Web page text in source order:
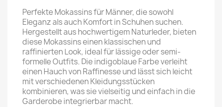
Perfekte Mokassins für Männer, die sowohl
Eleganz als auch Komfort in Schuhen suchen.
Hergestellt aus hochwertigem Naturleder, bieten
diese Mokassins einen klassischen und
raffinierten Look, ideal für lässige oder semi-
formelle Outfits. Die indigoblaue Farbe verleiht
einen Hauch von Raffinesse und lässt sich leicht
mit verschiedenen Kleidungsstücken
kombinieren, was sie vielseitig und einfach in die
Garderobe integrierbar macht.